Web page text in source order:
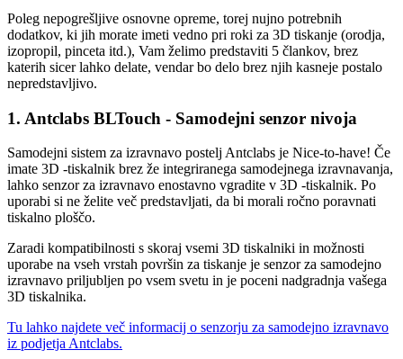
Poleg nepogrešljive osnovne opreme, torej nujno potrebnih
dodatkov, ki jih morate imeti vedno pri roki za 3D tiskanje (orodja,
izopropil, pinceta itd.), Vam želimo predstaviti 5 člankov, brez
katerih sicer lahko delate, vendar bo delo brez njih kasneje postalo
nepredstavljivo.
1. Antclabs BLTouch - Samodejni senzor nivoja
Samodejni sistem za izravnavo postelj Antclabs je Nice-to-have! Če
imate 3D -tiskalnik brez že integriranega samodejnega izravnavanja,
lahko senzor za izravnavo enostavno vgradite v 3D -tiskalnik. Po
uporabi si ne želite več predstavljati, da bi morali ročno poravnati
tiskalno ploščo.
Zaradi kompatibilnosti s skoraj vsemi 3D tiskalniki in možnosti
uporabe na vseh vrstah površin za tiskanje je senzor za samodejno
izravnavo priljubljen po vsem svetu in je poceni nadgradnja vašega
3D tiskalnika.
Tu lahko najdete več informacij o senzorju za samodejno izravnavo
iz podjetja Antclabs.